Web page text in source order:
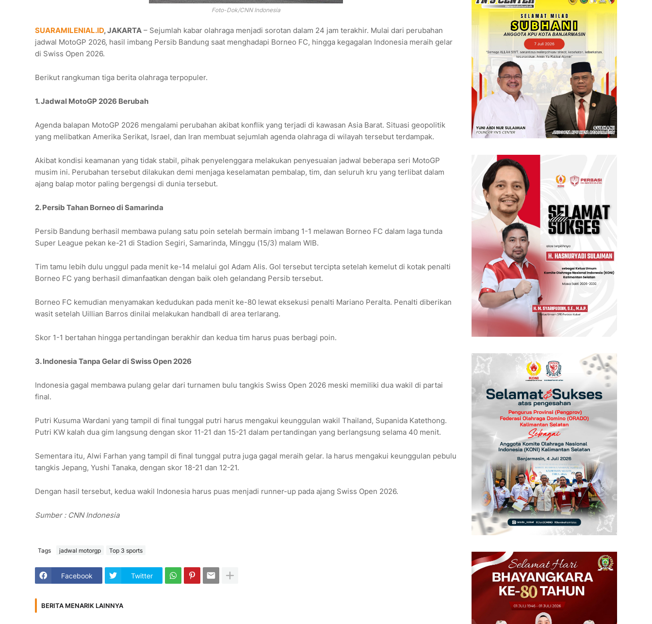
Foto-Dok/CNN Indonesia
SUARAMILENIAL.ID, JAKARTA – Sejumlah kabar olahraga menjadi sorotan dalam 24 jam terakhir. Mulai dari perubahan
jadwal MotoGP 2026, hasil imbang Persib Bandung saat menghadapi Borneo FC, hingga kegagalan Indonesia meraih gelar
di Swiss Open 2026.
Berikut rangkuman tiga berita olahraga terpopuler.
1. Jadwal MotoGP 2026 Berubah
Agenda balapan MotoGP 2026 mengalami perubahan akibat konflik yang terjadi di kawasan Asia Barat. Situasi geopolitik
yang melibatkan Amerika Serikat, Israel, dan Iran membuat sejumlah agenda olahraga di wilayah tersebut terdampak.
Akibat kondisi keamanan yang tidak stabil, pihak penyelenggara melakukan penyesuaian jadwal beberapa seri MotoGP
musim ini. Perubahan tersebut dilakukan demi menjaga keselamatan pembalap, tim, dan seluruh kru yang terlibat dalam
ajang balap motor paling bergengsi di dunia tersebut.
2. Persib Tahan Borneo di Samarinda
Persib Bandung berhasil membawa pulang satu poin setelah bermain imbang 1-1 melawan Borneo FC dalam laga tunda
Super League pekan ke-21 di Stadion Segiri, Samarinda, Minggu (15/3) malam WIB.
Tim tamu lebih dulu unggul pada menit ke-14 melalui gol Adam Alis. Gol tersebut tercipta setelah kemelut di kotak penalti
Borneo FC yang berhasil dimanfaatkan dengan baik oleh gelandang Persib tersebut.
Borneo FC kemudian menyamakan kedudukan pada menit ke-80 lewat eksekusi penalti Mariano Peralta. Penalti diberikan
wasit setelah Uillian Barros dinilai melakukan handball di area terlarang.
Skor 1-1 bertahan hingga pertandingan berakhir dan kedua tim harus puas berbagi poin.
3. Indonesia Tanpa Gelar di Swiss Open 2026
Indonesia gagal membawa pulang gelar dari turnamen bulu tangkis Swiss Open 2026 meski memiliki dua wakil di partai
final.
Putri Kusuma Wardani yang tampil di final tunggal putri harus mengakui keunggulan wakil Thailand, Supanida Katethong.
Putri KW kalah dua gim langsung dengan skor 11-21 dan 15-21 dalam pertandingan yang berlangsung selama 40 menit.
Sementara itu, Alwi Farhan yang tampil di final tunggal putra juga gagal meraih gelar. Ia harus mengakui keunggulan pebulu
tangkis Jepang, Yushi Tanaka, dengan skor 18-21 dan 12-21.
Dengan hasil tersebut, kedua wakil Indonesia harus puas menjadi runner-up pada ajang Swiss Open 2026.
Sumber : CNN Indonesia
Tags jadwal motorgp Top 3 sports
Facebook Twitter
BERITA MENARIK LAINNYA